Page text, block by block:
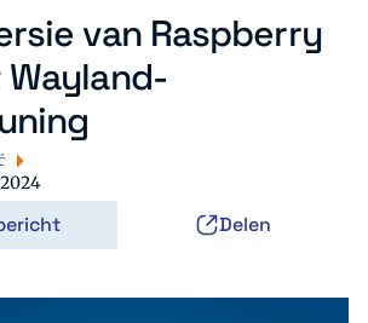
van Raspberry
Wayland-
Delen